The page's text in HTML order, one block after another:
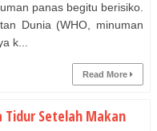
panas begitu berisiko.
Dunia (WHO, minuman
k...
Read More
Tidur Setelah Makan